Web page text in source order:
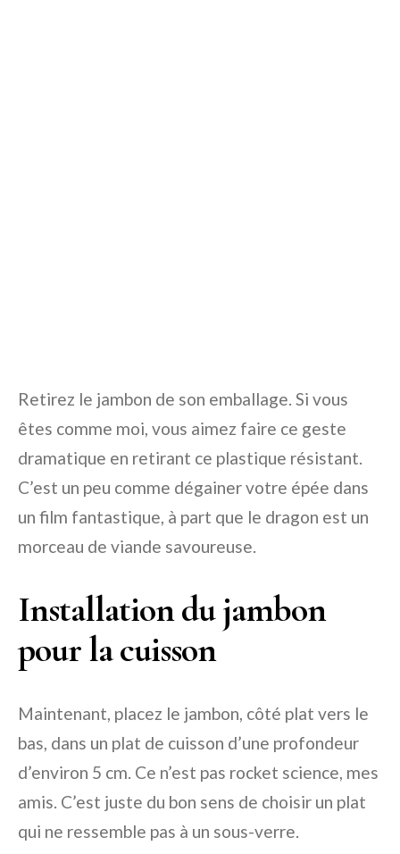
Retirez le jambon de son emballage. Si vous
êtes comme moi, vous aimez faire ce geste
dramatique en retirant ce plastique résistant.
C’est un peu comme dégainer votre épée dans
un film fantastique, à part que le dragon est un
morceau de viande savoureuse.
Installation du jambon
pour la cuisson
Maintenant, placez le jambon, côté plat vers le
bas, dans un plat de cuisson d’une profondeur
d’environ 5 cm. Ce n’est pas rocket science, mes
amis. C’est juste du bon sens de choisir un plat
qui ne ressemble pas à un sous-verre.